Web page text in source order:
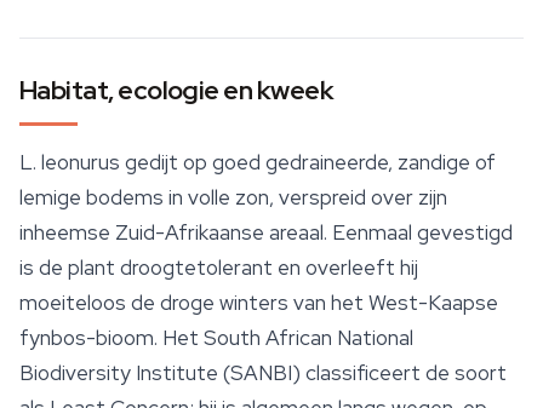
Habitat, ecologie en kweek
L. leonurus gedijt op goed gedraineerde, zandige of
lemige bodems in volle zon, verspreid over zijn
inheemse Zuid-Afrikaanse areaal. Eenmaal gevestigd
is de plant droogtetolerant en overleeft hij
moeiteloos de droge winters van het West-Kaapse
fynbos-bioom. Het South African National
Biodiversity Institute (SANBI) classificeert de soort